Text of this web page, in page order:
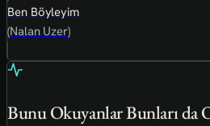
Ben Böyleyim
(Nalan Uzer)
Bunu Okuyanlar Bunları da